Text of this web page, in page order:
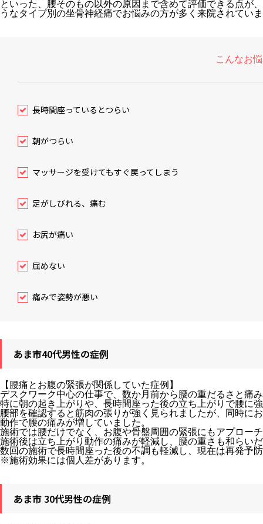
といった、腰そのもの以外の原因まで含めて評価できる点が
うなタイプ別の坐骨神経痛でお悩みの方が多く来院されてい
こんなお
長時間座っているとつらい
朝がつらい
マッサージを受けてもすぐ戻ってしまう
足がしびれる、痛む
お尻が痛い
屈めない
痛みで姿勢が悪い
あま市40代男性の症例
【腰痛とお腹の緊張が関係していた症例】
デスクワーク中心の仕事で、数か月前から腰の重だるさと痛
特に朝の起き上がりや、長時間座った後の立ち上がりで腰に
腰部を確認すると筋肉の張りが強く見られましたが、同時に
動作で腰の痛みが増していました。
施術では腰だけでなく、お腹や骨盤周囲の緊張にもアプロー
施術後は立ち上がり動作の痛みが軽減し、腰の重さも和らい
数回の施術で長時間座った後の不調も軽減し、現在は再発予
※施術効果には個人差があります。
あま市 30代男性の症例